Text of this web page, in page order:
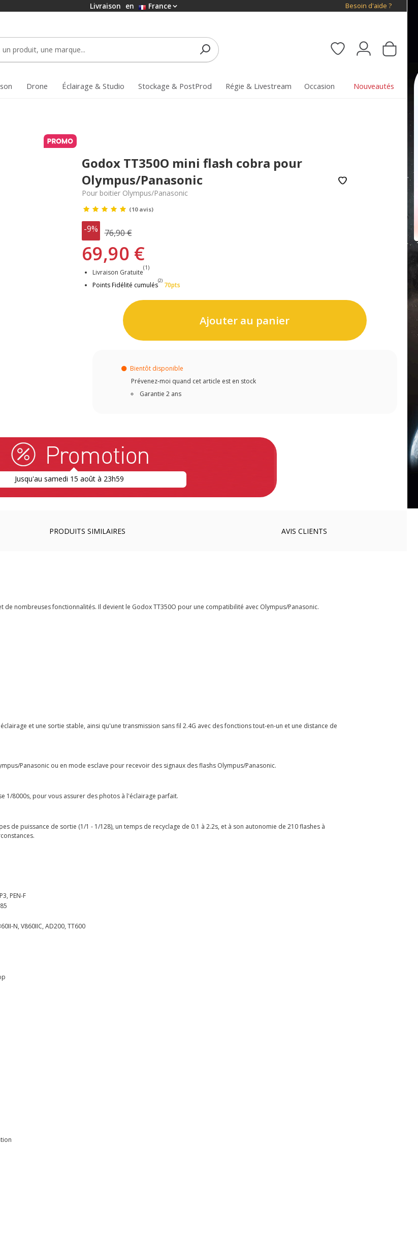
Livraison en France Besoin d'aide ?
Drone Éclairage & Studio Stockage & PostProd Régie & Livestream Occasion Nouveautés
Godox TT350O mini flash cobra pour
Olympus/Panasonic
Pour boitier Olympus/Panasonic
(10 avis)
-9% 76,90 €
69,90 €
Livraison Gratuite
(1)
Points Fidélité cumulés
(2)
70pts
Ajouter au panier
Bientôt disponible
Prévenez-moi quand cet article est en stock
Garantie 2 ans
Jusqu'au samedi 15 août à 23h59
PRODUITS SIMILAIRES AVIS CLIENTS
de nombreuses fonctionnalités. Il devient le Godox TT350O pour une compatibilité avec Olympus/Panasonic.
et une sortie stable, ainsi qu'une transmission sans fil 2.4G avec des fonctions tout-en-un et une distance de
Panasonic ou en mode esclave pour recevoir des signaux des flashs Olympus/Panasonic.
1/8000s, pour vous assurer des photos à l'éclairage parfait.
de puissance de sortie (1/1 - 1/128), un temps de recyclage de 0.1 à 2.2s, et à son autonomie de 210 flashes à
PEN-F
N, V860IIC, AD200, TT600